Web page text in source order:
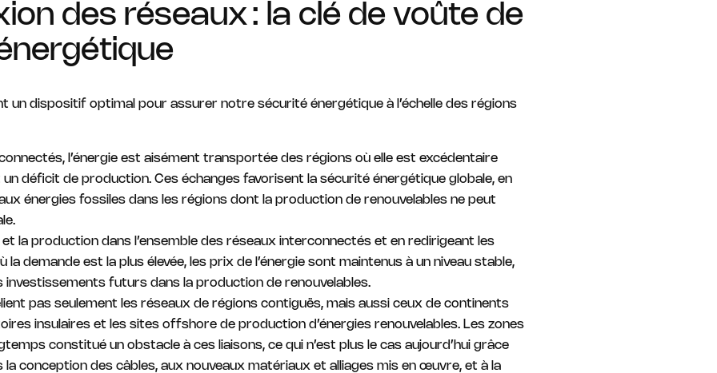
des réseaux : la clé de voûte de
un dispositif optimal pour assurer notre sécurité énergétique à l’échelle des régions
l’énergie est aisément transportée des régions où elle est excédentaire
déficit de production. Ces échanges favorisent la sécurité énergétique globale, en
énergies fossiles dans les régions dont la production de renouvelables ne peut
et la production dans l’ensemble des réseaux interconnectés et en redirigeant les
la demande est la plus élevée, les prix de l’énergie sont maintenus à un niveau stable,
investissements futurs dans la production de renouvelables.
pas seulement les réseaux de régions contiguës, mais aussi ceux de continents
insulaires et les sites offshore de production d’énergies renouvelables. Les zones
constitué un obstacle à ces liaisons, ce qui n’est plus le cas aujourd’hui grâce
conception des câbles, aux nouveaux matériaux et alliages mis en œuvre, et à la